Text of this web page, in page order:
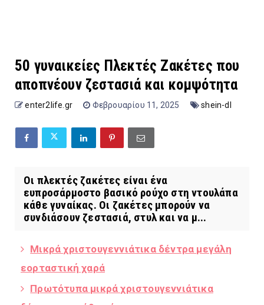
50 γυναικείες Πλεκτές Ζακέτες που
αποπνέουν ζεστασιά και κομψότητα
enter2life.gr Φεβρουαρίου 11, 2025 shein-dl
Οι πλεκτές ζακέτες είναι ένα
ευπροσάρμοστο βασικό ρούχο στη ντουλάπα
κάθε γυναίκας. Οι ζακέτες μπορούν να
συνδιάσουν ζεστασιά, στυλ και να μ...
Μικρά χριστουγεννιάτικα δέντρα μεγάλη
εορταστική χαρά
Πρωτότυπα μικρά χριστουγεννιάτικα